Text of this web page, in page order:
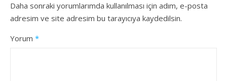
Daha sonraki yorumlarımda kullanılması için adım, e-posta
adresim ve site adresim bu tarayıcıya kaydedilsin.
Yorum *